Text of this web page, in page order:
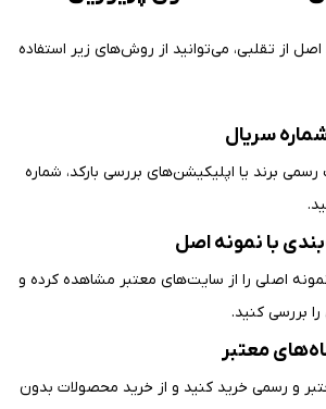
از تقلبی، می‌توانید از روش‌های زیر استفاده
سریال
رسمی برند یا اپلیکیشن‌های بررسی بارکد، شماره
با نمونه اصل
اصلی را از سایت‌های معتبر مشاهده کرده و
بررسی کنید.
معتبر
و رسمی خرید کنید و از خرید محصولات بدون